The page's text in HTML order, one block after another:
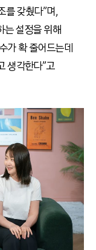
를 갖췄다”며,
는 설정을 위해
가 확 줄어드는데
생각한다”고